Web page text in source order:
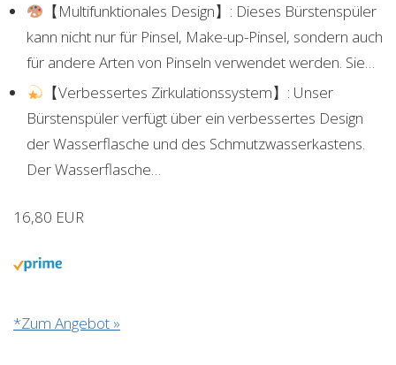
【Multifunktionales Design】: Dieses Bürstenspüler
kann nicht nur für Pinsel, Make-up-Pinsel, sondern auch
für andere Arten von Pinseln verwendet werden. Sie…
【Verbessertes Zirkulationssystem】: Unser
Bürstenspüler verfügt über ein verbessertes Design
der Wasserflasche und des Schmutzwasserkastens.
Der Wasserflasche…
16,80 EUR
*Zum Angebot »